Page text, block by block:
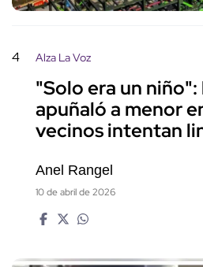
4 Alza La Voz
"Solo era un
apuñaló a menor
vecinos intentan
Anel Rangel
10 de abril de 2026